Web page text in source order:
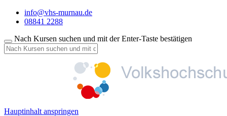
info@vhs-murnau.de
08841 2288
Nach Kursen suchen und mit der Enter-Taste bestätigen
Hauptinhalt anspringen